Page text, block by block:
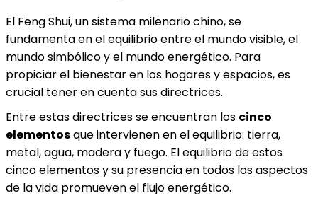
El Feng Shui, un sistema milenario chino, se
fundamenta en el equilibrio entre el mundo visible, el
mundo simbólico y el mundo energético. Para
propiciar el bienestar en los hogares y espacios, es
crucial tener en cuenta sus directrices.
Entre estas directrices se encuentran los cinco
elementosque intervienen en el equilibrio: tierra,
metal, agua, madera y fuego. El equilibrio de estos
cinco elementos y su presencia en todos los aspectos
de la vida promueven el flujo energético.